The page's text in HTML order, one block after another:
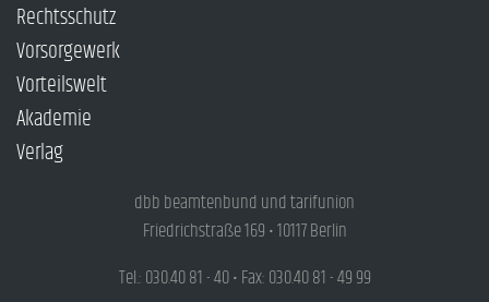
Rechtsschutz
Vorsorgewerk
Vorteilswelt
Akademie
Verlag
dbb beamtenbund und tarifunion
Friedrichstraße 169 • 10117 Berlin
Tel.: 030.40 81 - 40 • Fax: 030.40 81 - 49 99